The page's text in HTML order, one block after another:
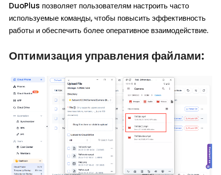
DuoPlus позволяет пользователям настроить часто
используемые команды, чтобы повысить эффективность
работы и обеспечить более оперативное взаимодействие.
Оптимизация управления файлами: